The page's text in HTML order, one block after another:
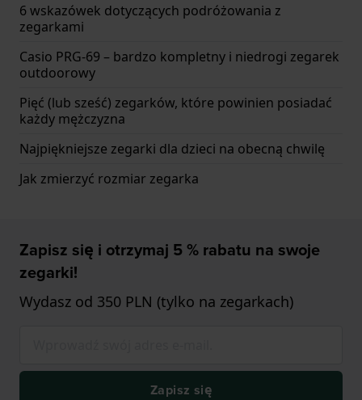
6 wskazówek dotyczących podróżowania z
zegarkami
Casio PRG-69 – bardzo kompletny i niedrogi zegarek
outdoorowy
Pięć (lub sześć) zegarków, które powinien posiadać
każdy mężczyzna
Najpiękniejsze zegarki dla dzieci na obecną chwilę
Jak zmierzyć rozmiar zegarka
Zapisz się i otrzymaj 5 % rabatu na swoje
zegarki!
Wydasz od 350 PLN (tylko na zegarkach)
Zapisz się